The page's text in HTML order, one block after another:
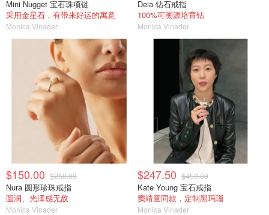
Mini Nugget 宝石珠项链
采用金星石，有带来好运的寓意
Monica Vinader
Deia 钻石戒指
100%可溯源培育钻
Monica Vinader
$150.00 $250.00
Nura 圆形珍珠戒指
圆润、光泽感无敌
Monica Vinader
$247.50 $450.00
Kate Young 宝石戒指
窦靖童同款，定制黑玛瑙
Monica Vinader